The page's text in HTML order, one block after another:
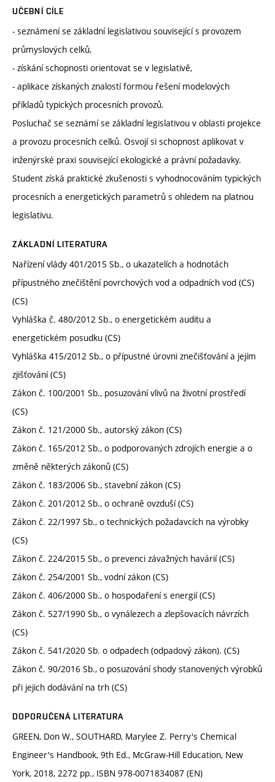
UČEBNÍ CÍLE
- seznámení se základní legislativou související s provozem
průmyslových celků,
- získání schopnosti orientovat se v legislativě,
- aplikace získaných znalostí formou řešení modelových
příkladů typických procesních provozů.
Posluchač se seznámí se základní legislativou v oblasti projekce
a provozu procesních celků. Osvojí si schopnost aplikovat v
inženýrské praxi související ekologické a právní požadavky.
Student získá praktické zkušenosti s vyhodnocováním typických
procesních a energetických parametrů s ohledem na platnou
legislativu.
ZÁKLADNÍ LITERATURA
Nařízení vlády 401/2015 Sb., o ukazatelích a hodnotách
přípustného znečištění povrchových vod a odpadních vod (CS)
(CS)
Vyhláška č. 480/2012 Sb., o energetickém auditu a
energetickém posudku (CS)
Vyhláška 415/2012 Sb., o přípustné úrovni znečišťování a jejím
zjišťování (CS)
Zákon č. 100/2001 Sb., posuzování vlivů na životní prostředí
(CS)
Zákon č. 121/2000 Sb., autorský zákon (CS)
Zákon č. 165/2012 Sb., o podporovaných zdrojích energie a o
změně některých zákonů (CS)
Zákon č. 183/2006 Sb., stavební zákon (CS)
Zákon č. 201/2012 Sb., o ochraně ovzduší (CS)
Zákon č. 22/1997 Sb., o technických požadavcích na výrobky
(CS)
Zákon č. 224/2015 Sb., o prevenci závažných havárií (CS)
Zákon č. 254/2001 Sb., vodní zákon (CS)
Zákon č. 406/2000 Sb., o hospodaření s energií (CS)
Zákon č. 527/1990 Sb., o vynálezech a zlepšovacích návrzích
(CS)
Zákon č. 541/2020 Sb. o odpadech (odpadový zákon). (CS)
Zákon č. 90/2016 Sb., o posuzování shody stanovených výrobků
při jejich dodávání na trh (CS)
DOPORUČENÁ LITERATURA
GREEN, Don W., SOUTHARD, Marylee Z. Perry's Chemical
Engineer's Handbook, 9th Ed., McGraw-Hill Education, New
York, 2018, 2272 pp., ISBN 978-0071834087 (EN)